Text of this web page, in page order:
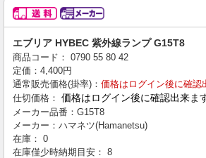
エブリア HYBEC 紫外線ランプ G15T8
商品コード： 0790 55 80 42
定価： 4,400円
通常販売価格(掛率)： 価格はログイン後に確認
仕切価格： 価格はログイン後に確認出来ま
メーカー品番： G15T8
メーカー： ハマネツ(Hamanetsu)
在庫： 0
在庫僅少時納期目安： 8